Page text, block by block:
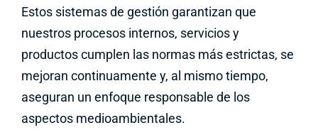
Estos sistemas de gestión garantizan que
nuestros procesos internos, servicios y
productos cumplen las normas más estrictas, se
mejoran continuamente y, al mismo tiempo,
aseguran un enfoque responsable de los
aspectos medioambientales.